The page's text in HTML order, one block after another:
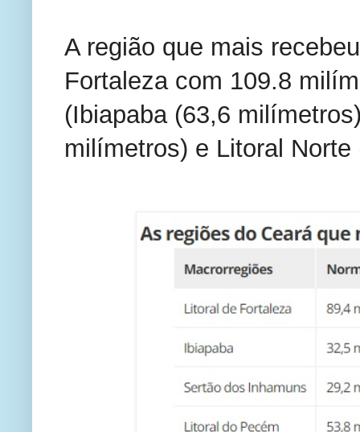
A região que mais
Fortaleza com 109.8
(Ibiapaba (63,6
milímetros) e Litoral